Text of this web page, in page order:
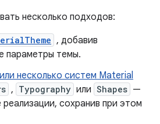
несколько подходов:
, добавив
параметры темы.
несколько систем Material
, Typography или Shapes —
сохранив при этом